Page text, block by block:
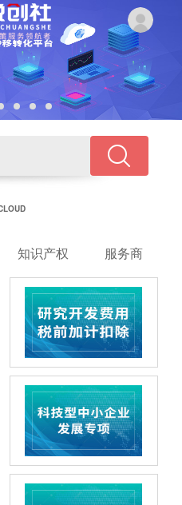
知识产权
服务商
查看详情
查看详情
查看详情